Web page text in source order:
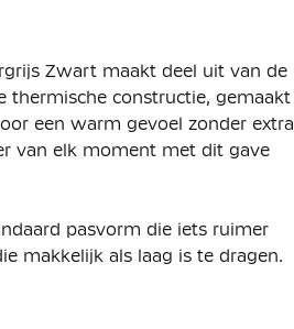
Zwart maakt deel uit van de
thermische constructie, gemaakt
een warm gevoel zonder extra
van elk moment met dit gave
pasvorm die iets ruimer
makkelijk als laag is te dragen.
behulp van de elastische